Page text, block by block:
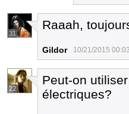
31
Raaah,
Gildor 10/21/2015
22
Peut-on
électriques?